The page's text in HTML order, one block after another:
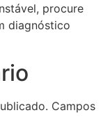
procure
diagnóstico
Campos